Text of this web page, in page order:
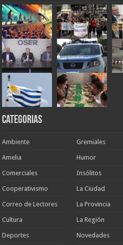
Categorias
Ambiente
Amelia
Comerciales
Cooperativismo
Correo de Lectores
Cultura
Deportes
Gremiales
Humor
Insólitos
La Ciudad
La Provincia
La Región
Novedades